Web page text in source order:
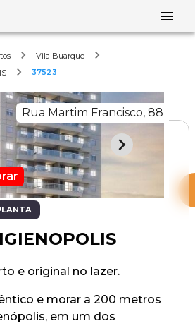
Vila Buarque
37523
Rua Martim Francisco, 88
e original no lazer.
e morar a 200 metros
em um dos